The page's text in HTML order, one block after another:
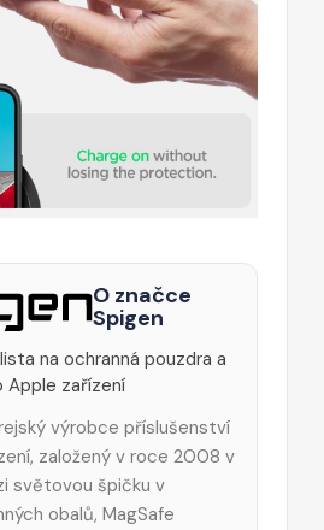
O značce
Spigen
na ochranná pouzdra a
Apple zařízení
výrobce příslušenství
založený v roce 2008 v
světovou špičku v
obalů, MagSafe